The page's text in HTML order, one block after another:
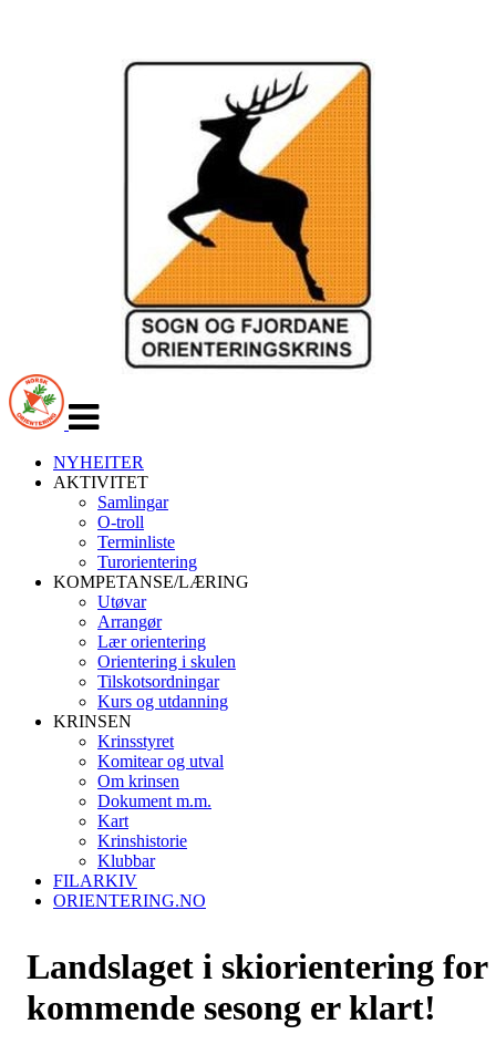
navigasjon
NYHEITER
AKTIVITET
Samlingar
O-troll
Terminliste
Turorientering
KOMPETANSE/LÆRING
Utøvar
Arrangør
Lær orientering
Orientering i skulen
Tilskotsordningar
Kurs og utdanning
KRINSEN
Krinsstyret
Komitear og utval
Om krinsen
Dokument m.m.
Kart
Krinshistorie
Klubbar
FILARKIV
ORIENTERING.NO
Landslaget i skiorientering for
kommende sesong er klart!